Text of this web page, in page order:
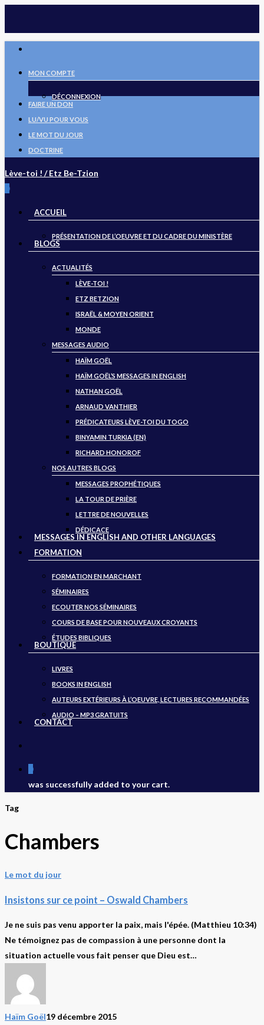
main
FACEBOOK
MON COMPTE
DÉCONNEXION
FAIRE UN DON
LU/VU POUR VOUS
LE MOT DU JOUR
DOCTRINE
Lève-toi ! / Etz Be-Tzion
search
ACCUEIL
PRÉSENTATION DE L’OEUVRE ET DU CADRE DU MINISTÈRE
BLOGS
ACTUALITÉS
LÈVE-TOI !
ETZ BETZION
ISRAËL & MOYEN ORIENT
MONDE
MESSAGES AUDIO
HAÏM GOËL
HAÏM GOËL’S MESSAGES IN ENGLISH
NATHAN GOËL
ARNAUD VANTHIER
PRÉDICATEURS LÈVE-TOI DU TOGO
BINYAMIN TURKIA (EN)
RICHARD HONOROF
NOS AUTRES BLOGS
MESSAGES PROPHÉTIQUES
LA TOUR DE PRIÈRE
LETTRE DE NOUVELLES
DÉDICACE
MESSAGES IN ENGLISH AND OTHER LANGUAGES
FORMATION
FORMATION EN MARCHANT
SÉMINAIRES
ECOUTER NOS SÉMINAIRES
COURS DE BASE POUR NOUVEAUX CROYANTS
ÉTUDES BIBLIQUES
BOUTIQUE
LIVRES
BOOKS IN ENGLISH
AUTEURS EXTÉRIEURS À L’OEUVRE, LECTURES RECOMMANDÉES
AUDIO – MP3 GRATUITS
CONTACT
was successfully added to your cart.
Tag
Chambers
Insistons
ce
point
–
Oswald
Chambers
Le mot du jour
Insistons sur ce point – Oswald Chambers
Je ne suis pas venu apporter la paix, mais l'épée. (Matthieu 10:34)
Ne témoignez pas de compassion à une personne dont la
situation actuelle vous fait penser que Dieu est…
Haïm Goël19 décembre 2015